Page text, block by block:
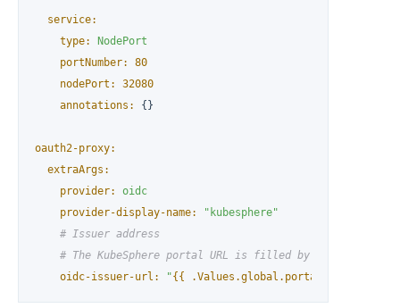
service:
type:
NodePort
portNumber:
80
nodePort:
32080
annotations:
{}
oauth2-proxy:
extraArgs:
provider:
oidc
provider-display-name:
"kubesphere"
# Issuer address
# The KubeSphere portal URL is filled by default, but
oidc-issuer-url:
"{{ .Values.global.portal.url }}